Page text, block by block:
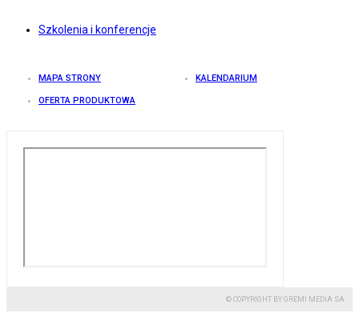
Szkolenia i konferencje
MAPA STRONY KALENDARIUM
OFERTA PRODUKTOWA
© COPYRIGHT BY GREMI MEDIA SA